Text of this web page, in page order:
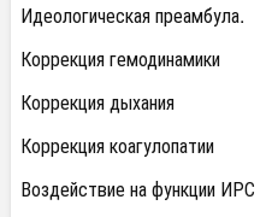
Идеологическая преамбула.
Коррекция гемодинамики
Коррекция дыхания
Коррекция коагулопатии
Воздействие на функции ИРС